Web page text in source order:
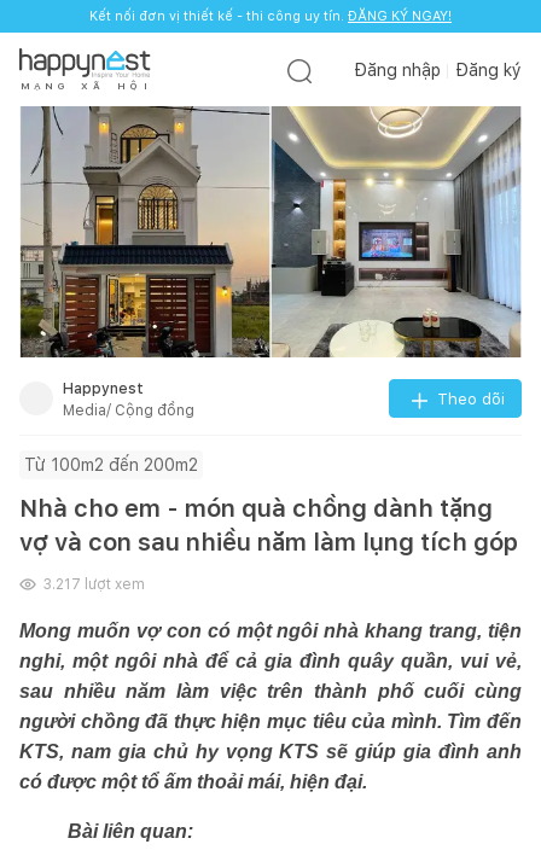
Kết nối đơn vị thiết kế - thi công uy tín. ĐĂNG KÝ NGAY!
M Ạ N G X Ã H Ộ I
Đăng nhập Đăng ký
Happynest
Media/ Cộng đồng
Theo dõi
Từ 100m2 đến 200m2
Nhà cho em - món quà chồng dành tặng
vợ và con sau nhiều năm làm lụng tích góp
3.217 lượt xem
Mong muốn vợ con có một ngôi nhà khang trang, tiện
nghi, một ngôi nhà để cả gia đình quây quần, vui vẻ,
sau nhiều năm làm việc trên thành phố cuối cùng
người chồng đã thực hiện mục tiêu của mình. Tìm đến
KTS, nam gia chủ hy vọng KTS sẽ giúp gia đình anh
có được một tổ ấm thoải mái, hiện đại.
Bài liên quan: